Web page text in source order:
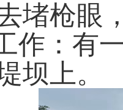
堵枪眼
作：有
坝上。